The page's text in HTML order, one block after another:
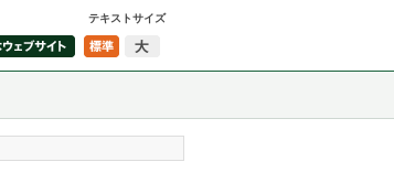
テキストサイズ